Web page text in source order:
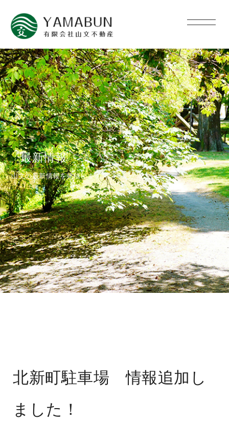
最新情報
山文の最新情報を発信します
北新町駐車場 情報追加し
ました！